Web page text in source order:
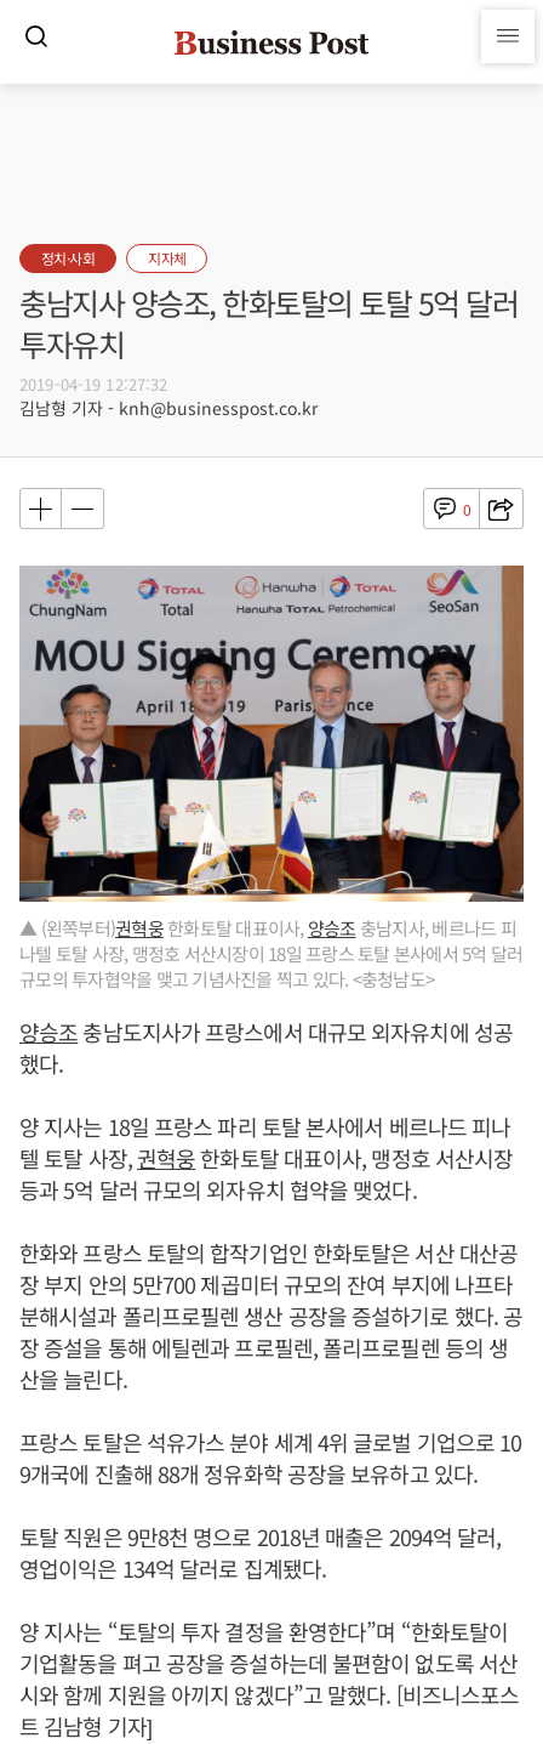
정치·사회 지자체
충남지사 양승조, 한화토탈의 토탈 5억 달러
투자유치
2019-04-19 12:27:32
김남형 기자 - knh@businesspost.co.kr
0
▲ (왼쪽부터)권혁웅한화토탈 대표이사, 양승조 충남지사, 베르나드 피
나텔 토탈 사장, 맹정호 서산시장이 18일 프랑스 토탈 본사에서 5억 달러
규모의 투자협약을 맺고 기념사진을 찍고 있다. <충청남도>
양승조충남도지사가 프랑스에서 대규모 외자유치에 성공
했다.
양 지사는 18일 프랑스 파리 토탈 본사에서 베르나드 피나
텔 토탈 사장,권혁웅한화토탈 대표이사, 맹정호 서산시장
등과 5억 달러 규모의 외자유치 협약을 맺었다.
한화와 프랑스 토탈의 합작기업인 한화토탈은 서산 대산공
장 부지 안의 5만700 제곱미터 규모의 잔여 부지에 나프타
분해시설과 폴리프로필렌 생산 공장을 증설하기로 했다. 공
장 증설을 통해 에틸렌과 프로필렌, 폴리프로필렌 등의 생
산을 늘린다.
프랑스 토탈은 석유가스 분야 세계 4위 글로벌 기업으로 10
9개국에 진출해 88개 정유화학 공장을 보유하고 있다.
토탈 직원은 9만8천 명으로 2018년 매출은 2094억 달러,
영업이익은 134억 달러로 집계됐다.
양 지사는 “토탈의 투자 결정을 환영한다”며 “한화토탈이
기업활동을 펴고 공장을 증설하는데 불편함이 없도록 서산
시와 함께 지원을 아끼지 않겠다”고 말했다. [비즈니스포스
트 김남형 기자]